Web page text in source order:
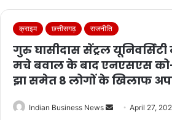
क्राइम छत्तीसगढ़ राजनीति
गुरु घासीदास सेंट्रल
मचे बवाल के बाद एन‌एस‌एस
झा समेत 8 लोगों के खिलाफ
Indian Business News
Send April 27,